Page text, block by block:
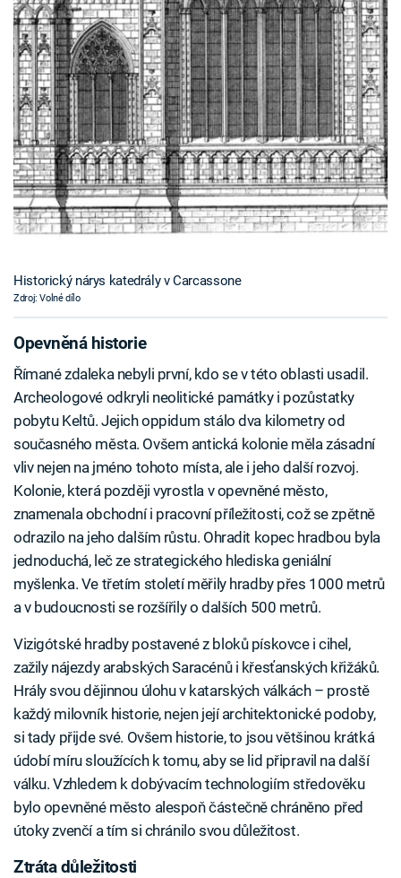
Historický nárys katedrály v Carcassone
Zdroj: Volné dílo
Opevněná historie
Římané zdaleka nebyli první, kdo se v této oblasti usadil.
Archeologové odkryli neolitické památky i pozůstatky
pobytu Keltů. Jejich oppidum stálo dva kilometry od
současného města. Ovšem antická kolonie měla zásadní
vliv nejen na jméno tohoto místa, ale i jeho další rozvoj.
Kolonie, která později vyrostla v opevněné město,
znamenala obchodní i pracovní příležitosti, což se zpětně
odrazilo na jeho dalším růstu. Ohradit kopec hradbou byla
jednoduchá, leč ze strategického hlediska geniální
myšlenka. Ve třetím století měřily hradby přes 1000 metrů
a v budoucnosti se rozšířily o dalších 500 metrů.
Vizigótské hradby postavené z bloků pískovce i cihel,
zažily nájezdy arabských Saracénů i křesťanských křižáků.
Hrály svou dějinnou úlohu v katarských válkách – prostě
každý milovník historie, nejen její architektonické podoby,
si tady přijde své. Ovšem historie, to jsou většinou krátká
údobí míru sloužících k tomu, aby se lid připravil na další
válku. Vzhledem k dobývacím technologiím středověku
bylo opevněné město alespoň částečně chráněno před
útoky zvenčí a tím si chránilo svou důležitost.
Ztráta důležitosti